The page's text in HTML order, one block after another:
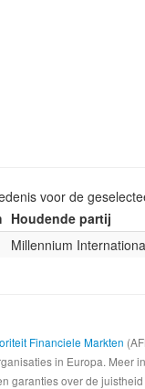
voor de
Houdende partij
Millennium
Financiele Markten
in Europa.
garanties over de